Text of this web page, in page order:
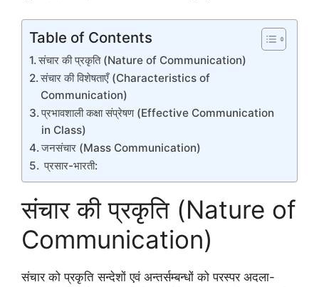
Table of Contents
संचार की प्रकृति (Nature of Communication)
संचार की विशेषताएँ (Characteristics of
Communication)
प्रभावशाली कक्षा संप्रेषण (Effective Communication
in Class)
जनसंचार (Mass Communication)
प्रसार-भारती:
संचार की प्रकृति (Nature of
Communication)
संचार को प्रकृति सन्देशों एवं अन्तर्सम्बन्धों को परस्पर अदला-